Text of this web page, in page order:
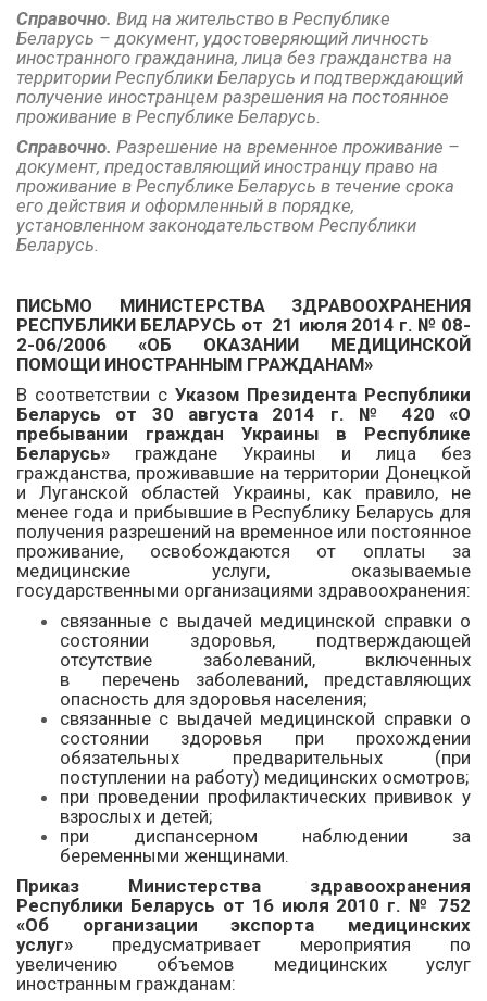
Справочно. Вид на жительство в Республике
Беларусь – документ, удостоверяющий личность
иностранного гражданина, лица без гражданства на
территории Республики Беларусь и подтверждающий
получение иностранцем разрешения на постоянное
проживание в Республике Беларусь.
Справочно. Разрешение на временное проживание –
документ, предоставляющий иностранцу право на
проживание в Республике Беларусь в течение срока
его действия и оформленный в порядке,
установленном законодательством Республики
Беларусь.
ПИСЬМО МИНИСТЕРСТВА ЗДРАВООХРАНЕНИЯ
РЕСПУБЛИКИ БЕЛАРУСЬ от 21 июля 2014 г. № 08-
2-06/2006 «ОБ ОКАЗАНИИ МЕДИЦИНСКОЙ
ПОМОЩИ ИНОСТРАННЫМ ГРАЖДАНАМ»
В соответствии с Указом Президента Республики
Беларусь от 30 августа 2014 г. № 420 «О
пребывании граждан Украины в Республике
Беларусь» граждане Украины и лица без
гражданства, проживавшие на территории Донецкой
и Луганской областей Украины, как правило, не
менее года и прибывшие в Республику Беларусь для
получения разрешений на временное или постоянное
проживание, освобождаются от оплаты за
медицинские услуги, оказываемые
государственными организациями здравоохранения:
связанные с выдачей медицинской справки о
состоянии здоровья, подтверждающей
отсутствие заболеваний, включенных
в перечень заболеваний, представляющих
опасность для здоровья населения;
связанные с выдачей медицинской справки о
состоянии здоровья при прохождении
обязательных предварительных (при
поступлении на работу) медицинских осмотров;
при проведении профилактических прививок у
взрослых и детей;
при диспансерном наблюдении за
беременными женщинами.
Приказ Министерства здравоохранения
Республики Беларусь от 16 июля 2010 г. № 752
«Об организации экспорта медицинских
услуг» предусматривает мероприятия по
увеличению объемов медицинских услуг
иностранным гражданам: